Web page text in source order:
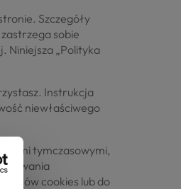
Szczegóły
sobie
Niniejsza „Polityka
Instrukcja
niewłaściwego
tymczasowymi,
plików cookies lub do